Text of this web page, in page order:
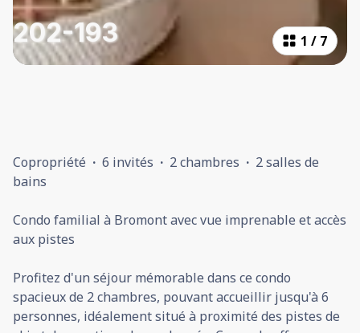
1 / 7
202-193
Copropriété · 6 invités · 2 chambres · 2 salles de
bains
Condo familial à Bromont avec vue imprenable et accès
aux pistes
Profitez d'un séjour mémorable dans ce condo
spacieux de 2 chambres, pouvant accueillir jusqu'à 6
personnes, idéalement situé à proximité des pistes de